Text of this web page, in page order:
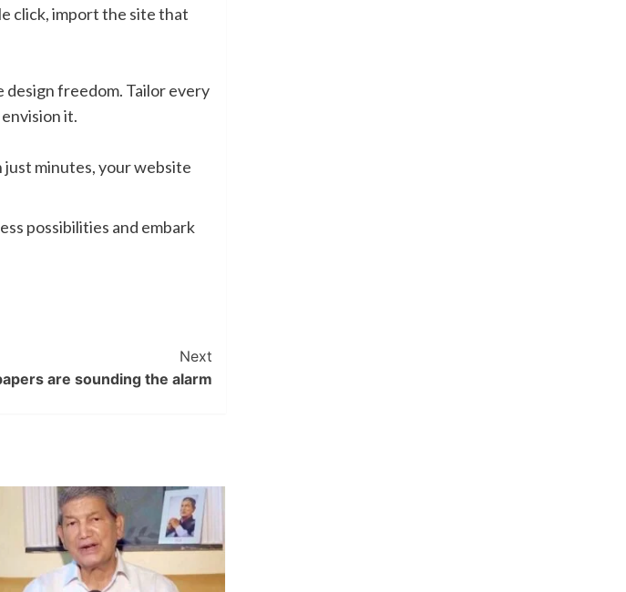
click, import the site that
freedom. Tailor every
it.
minutes, your website
possibilities and embark
Next
are sounding the alarm